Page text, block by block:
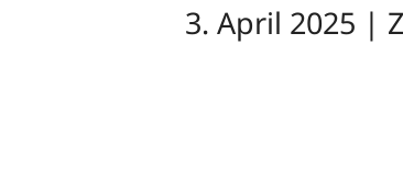
3. April 2025 |